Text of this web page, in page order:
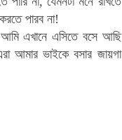
পারব না!
এখানে এসিতে বসে আছি
আমার ভাইকে বসার জায়গা